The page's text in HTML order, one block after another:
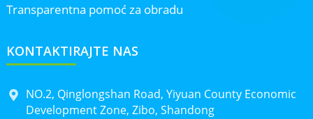
Transparentna pomoć za obradu
KONTAKTIRAJTE NAS
NO.2, Qinglongshan Road, Yiyuan County Economic
Development Zone, Zibo, Shandong